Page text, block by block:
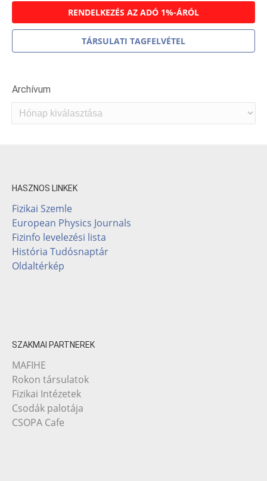
RENDELKEZÉS AZ ADÓ 1%-ÁRÓL
TÁRSULATI TAGFELVÉTEL
Archívum
Archívum
HASZNOS LINKEK
Fizikai Szemle
European Physics Journals
Fizinfo levelezési lista
História Tudósnaptár
Oldaltérkép
SZAKMAI PARTNEREK
MAFIHE
Rokon társulatok
Fizikai Intézetek
Csodák palotája
CSOPA Cafe